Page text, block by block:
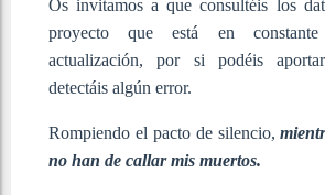
Os invitamos a que consultéis los
proyecto que está en
actualización, por si podéis
detectáis algún error.
Rompiendo el pacto de silencio,
no han de callar mis muertos.